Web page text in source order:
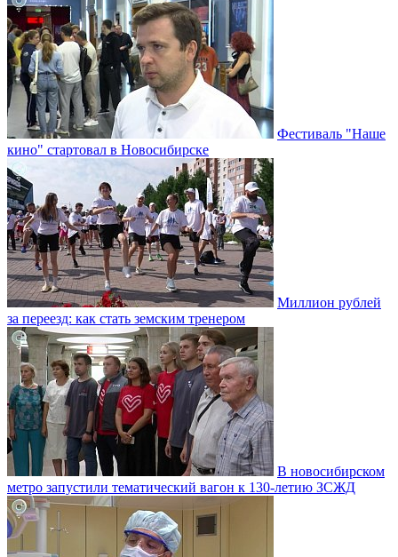
Фестиваль "Наше
кино" стартовал в Новосибирске
Миллион рублей
за переезд: как стать земским тренером
В новосибирском
метро запустили тематический вагон к 130-летию ЗСЖД